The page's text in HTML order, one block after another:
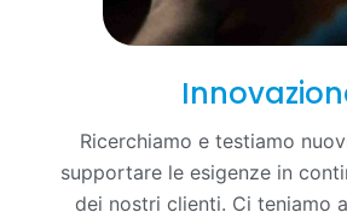
Ricerchiamo e testiamo
supportare le esigenze in
dei nostri clienti. Ci teniamo